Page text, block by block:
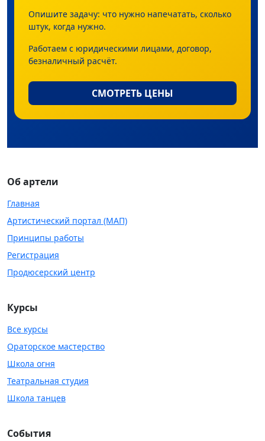
Опишите задачу: что нужно напечатать, сколько
штук, когда нужно.
Работаем с юридическими лицами, договор,
безналичный расчёт.
СМОТРЕТЬ ЦЕНЫ
Об артели
Главная
Артистический портал (МАП)
Принципы работы
Регистрация
Продюсерский центр
Курсы
Все курсы
Ораторское мастерство
Школа огня
Театральная студия
Школа танцев
События